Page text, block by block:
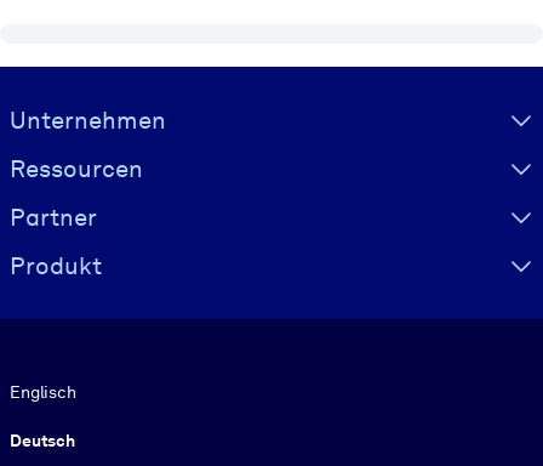
Visually hidden Text
Unternehmen
Ressourcen
Partner
Produkt
Englisch
Deutsch